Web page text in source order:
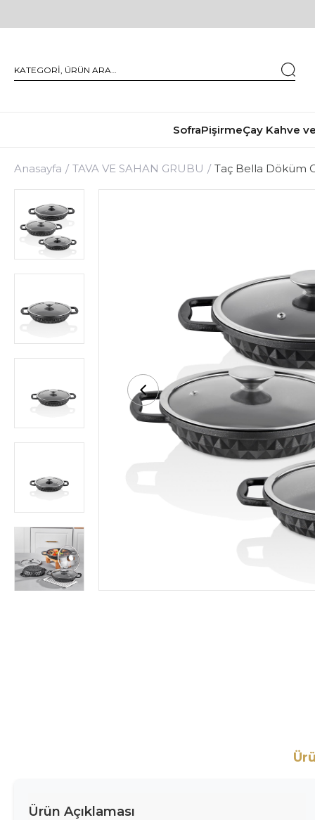
SofraPişirmeÇay Kahve
Anasayfa TAVA VE SAHAN GRUBU Taç Bella Döküm
Ürün Açıklaması